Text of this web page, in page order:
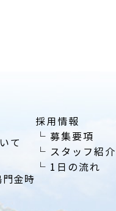
て
金時
採用情報
└募集要項
└ スタッフ紹介
└ 1日の流れ